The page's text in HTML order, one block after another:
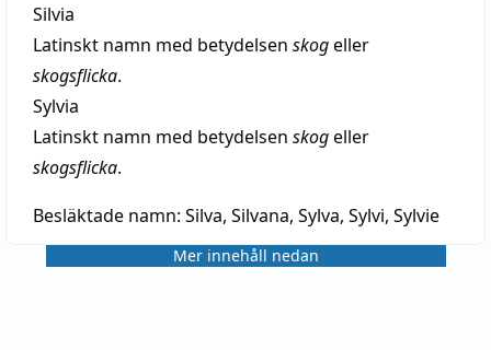
Silvia
Latinskt namn med betydelsen skogeller
skogsflicka.
Sylvia
Latinskt namn med betydelsen skogeller
skogsflicka.
Besläktade namn: Silva, Silvana, Sylva, Sylvi, Sylvie
Mer innehåll nedan